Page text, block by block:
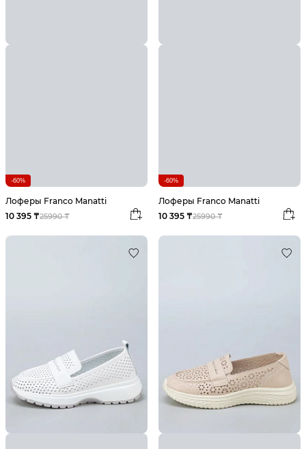
-60%
Лоферы Franco Manatti
25990 ₸
10 395 ₸
-60%
Лоферы Franco Manatti
25990 ₸
10 395 ₸